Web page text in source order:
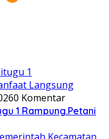
0 Komentar
1 Rampung.Petani